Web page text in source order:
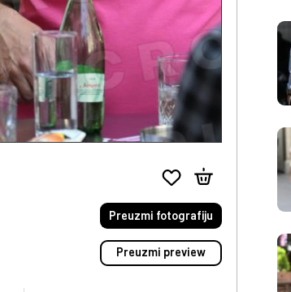
Preuzmi fotografiju
Preuzmi preview